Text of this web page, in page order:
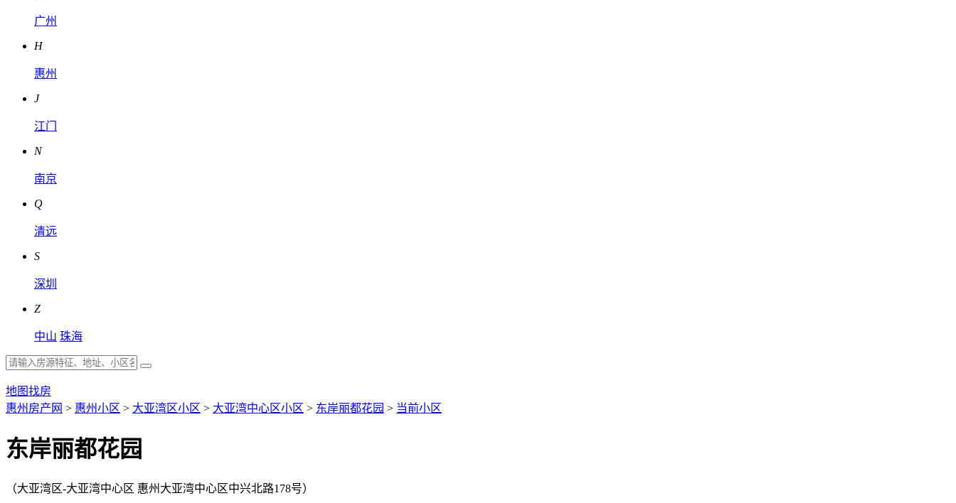
广州
H
惠州
J
江门
N
南京
Q
清远
S
深圳
Z
中山 珠海
地图找房
惠州房产网 > 惠州小区 > 大亚湾区小区 > 大亚湾中心区小区 > 东岸丽都花园 > 当前小区
东岸丽都花园
（大亚湾区-大亚湾中心区 惠州大亚湾中心区中兴北路178号）